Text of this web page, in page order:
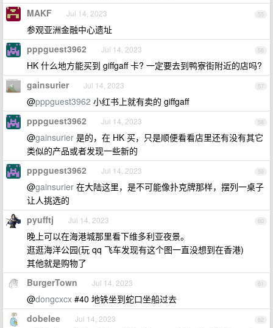
55
MAKF Jul 14, 2023
参观亚洲金融中心遗址
56
pppguest3962 Jul 14, 2023
HK 什么地方能买到 giffgaff 卡? 一定要去到鸭寮街附近的店吗?
57
gainsurier Jul 14, 2023
@pppguest3962 小红书上就有卖的 giffgaff
58
pppguest3962 Jul 14, 2023
@gainsurier 是的，在 HK 买，只是顺便看看店里还有没有其它
类似的产品或者发现一些新的
59
pppguest3962 Jul 14, 2023
@gainsurier 在大陆这里，是不可能像扑克牌那样，摆列一桌子
让人挑选的
60
pyufftj Jul 14, 2023
晚上可以在海港城那里看下维多利亚夜景。
逛逛海洋公园(玩 qq 飞车发现有这个图一直没想到在香港)
其他就是购物了
61
BurgerTown Jul 14, 2023
@dongcxcx #40 地铁坐到蛇口坐船过去
62
dobelee Jul 14, 2023